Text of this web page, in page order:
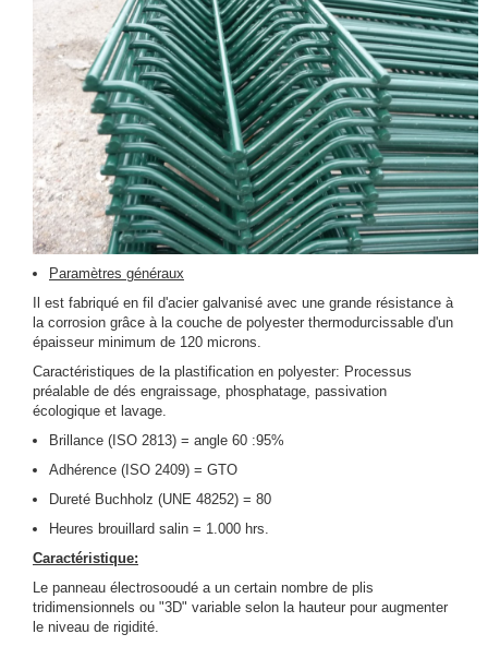
Paramètres généraux
Il est fabriqué en fil d'acier galvanisé avec une grande résistance à
la corrosion grâce à la couche de polyester thermodurcissable d'un
épaisseur minimum de 120 microns.
Caractéristiques de la plastification en polyester: Processus
préalable de dés engraissage, phosphatage, passivation
écologique et lavage.
Brillance (ISO 2813) = angle 60 :95%
Adhérence (ISO 2409) = GTO
Dureté Buchholz (UNE 48252) = 80
Heures brouillard salin = 1.000 hrs.
Caractéristique:
Le panneau électrosooudé a un certain nombre de plis
tridimensionnels ou "3D" variable selon la hauteur pour augmenter
le niveau de rigidité.